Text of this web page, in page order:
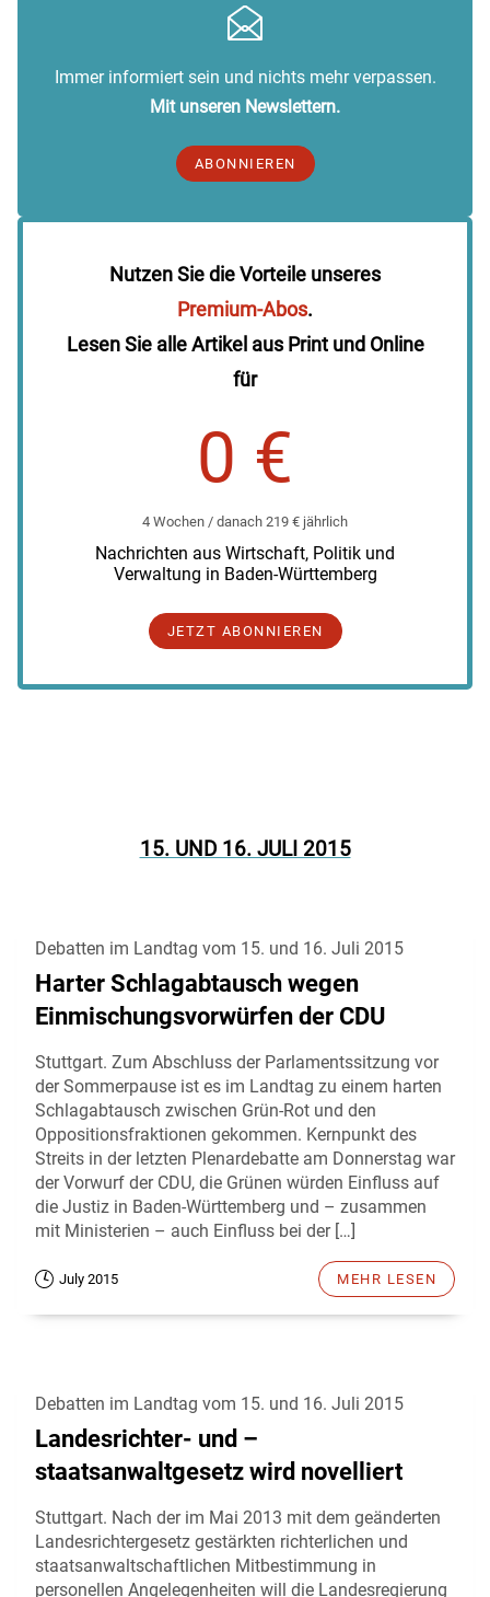
Immer informiert sein und nichts mehr verpassen.
Mit unseren Newslettern.
ABONNIEREN
Nutzen Sie die Vorteile unseres
Premium-Abos.
Lesen Sie alle Artikel aus Print und Online
für
0 €
4 Wochen / danach 219 € jährlich
Nachrichten aus Wirtschaft, Politik und
Verwaltung in Baden-Württemberg
JETZT ABONNIEREN
15. UND 16. JULI 2015
Debatten im Landtag vom 15. und 16. Juli 2015
Harter Schlagabtausch wegen
Einmischungsvorwürfen der CDU
Stuttgart. Zum Abschluss der Parlamentssitzung vor
der Sommerpause ist es im Landtag zu einem harten
Schlagabtausch zwischen Grün-Rot und den
Oppositionsfraktionen gekommen. Kernpunkt des
Streits in der letzten Plenardebatte am Donnerstag war
der Vorwurf der CDU, die Grünen würden Einfluss auf
die Justiz in Baden-Württemberg und – zusammen
mit Ministerien – auch Einfluss bei der […]
July 2015 MEHR LESEN
Debatten im Landtag vom 15. und 16. Juli 2015
Landesrichter- und –
staatsanwaltgesetz wird novelliert
Stuttgart. Nach der im Mai 2013 mit dem geänderten
Landesrichtergesetz gestärkten richterlichen und
staatsanwaltschaftlichen Mitbestimmung in
personellen Angelegenheiten will die Landesregierung